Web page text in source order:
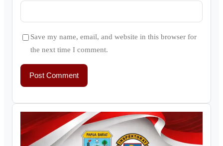
Save my name, email, and website in this browser for
the next time I comment.